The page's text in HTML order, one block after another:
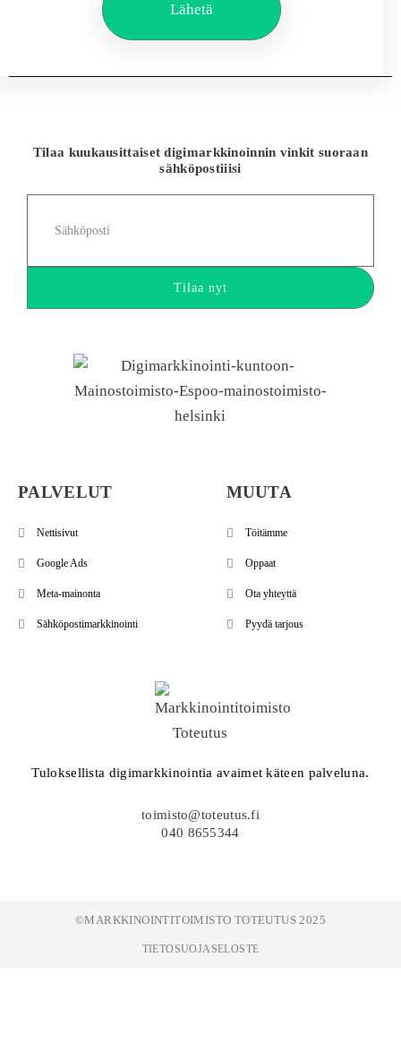
Lähetä
Tuloksellista digimarkkinointia avaimet käteen palveluna.
toimisto@toteutus.fi
040 8655344
PALVELUT
Nettisivut
Google Ads
Meta-mainonta
Sähköpostimarkkinointi
MUUTA
Töitämme
Oppaat
Ota yhteyttä
Pyydä tarjous
Tilaa kuukausittaiset digimarkkinoinnin vinkit suoraan
sähköpostiiisi
Tilaa nyt
©MARKKINOINTITOIMISTO TOTEUTUS 2025
TIETOSUOJASELOSTE